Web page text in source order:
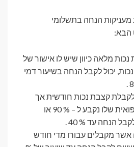
מעניקות הנחה בתשלומי
הבא:
מלאה כיוון שיש לו אישור של
אחוזי נכות, יכול לקבל הנחה בשיעור דמי
לקבלת קצבת נכות חודשית אך
שיעור הנכות הרפואית שלו נקבע ל – % 90 או
הנחה עד % 40 .
אשר מקבלים עבורו מדי חודש